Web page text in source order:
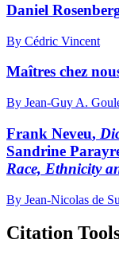
Daniel
By Cédric Vincent
Maîtres chez
By Jean-Guy A.
Frank Neveu,
Sandrine
Race, Ethnicity
By Jean-Nicolas de
Citation